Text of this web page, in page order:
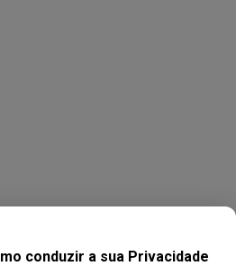
conduzir a sua Privacidade